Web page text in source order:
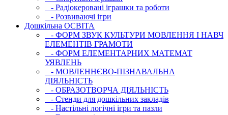
- Радіокеровані іграшки та роботи
- Розвиваючі ігри
Дошкільна ОСВIТА
- ФОРМ ЗВУК КУЛЬТУРИ МОВЛЕННЯ І НАВЧ
ЕЛЕМЕНТІВ ГРАМОТИ
- ФОРМ ЕЛЕМЕНТАРНИХ МАТЕМАТ
УЯВЛЕНЬ
- МОВЛЕННЄВО-ПІЗНАВАЛЬНА
ДІЯЛЬНІСТЬ
- ОБРАЗОТВОРЧА ДІЯЛЬНІСТЬ
- Стенди для дошкільних закладів
- Настільні логічні ігри та пазли